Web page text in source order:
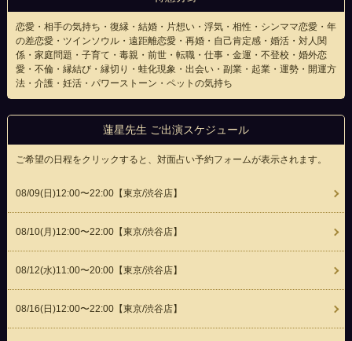
恋愛・相手の気持ち・復縁・結婚・片想い・浮気・相性・シンママ恋愛・年
の差恋愛・ツインソウル・遠距離恋愛・再婚・自己肯定感・婚活・対人関
係・家庭問題・子育て・毒親・前世・転職・仕事・金運・不登校・婚外恋
愛・不倫・縁結び・縁切り・蛙化現象・出会い・副業・起業・運勢・開運方
法・介護・妊活・パワーストーン・ペットの気持ち
蓮星先生 ご出演スケジュール
ご希望の日程をクリックすると、対面占い予約フォームが表示されます。
08/09(日 )12:00〜22:00【東京/渋谷店】
08/10(月 )12:00〜22:00【東京/渋谷店】
08/12(水)11:00〜20:00【東京/渋谷店】
08/16(日 )12:00〜22:00【東京/渋谷店】